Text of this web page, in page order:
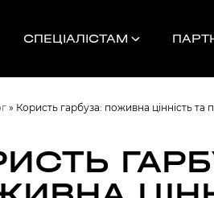
СПЕЦІАЛІСТАМ
» Користь гарбуза: поживна цінність та